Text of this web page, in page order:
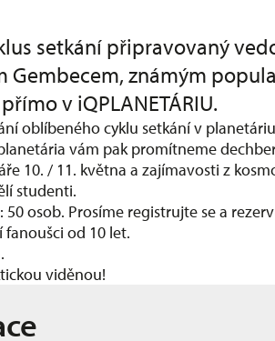
setkání připravovaný
Gembecem, známým
v iQPLANETÁRIU.
oblíbeného cyklu setkání v
vám pak promítneme
10. / 11. května a zajímavosti z
studenti.
50 osob. Prosíme registrujte se a
od 10 let.
viděnou!